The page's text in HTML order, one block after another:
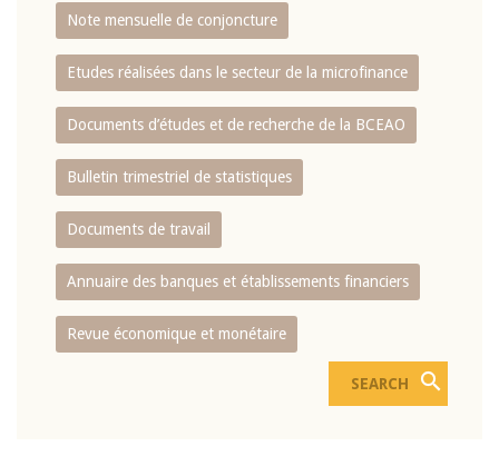
Note mensuelle de conjoncture
Etudes réalisées dans le secteur de la microfinance
Documents d’études et de recherche de la BCEAO
Bulletin trimestriel de statistiques
Documents de travail
Annuaire des banques et établissements financiers
Revue économique et monétaire